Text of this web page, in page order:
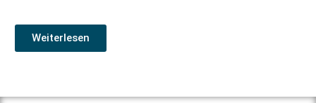
Weiterlesen